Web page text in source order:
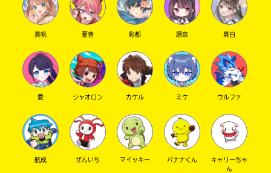
真帆 夏音 彩都 瑠奈 真白
愛 シャオロン カケル ミケ ウルファ
航成 ぜんいち マイッキー バナナくん
キャリーちゃ
ん